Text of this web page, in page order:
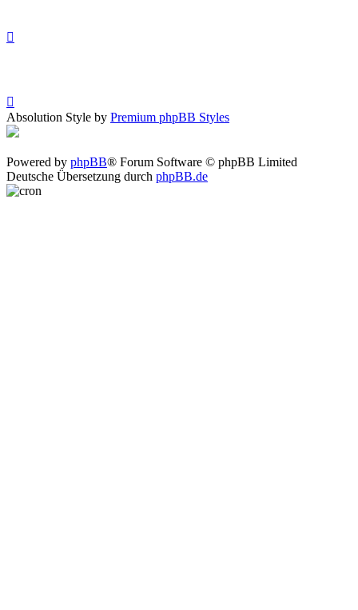
Absolution Style by Premium phpBB Styles
Powered by phpBB® Forum Software © phpBB Limited
Deutsche Übersetzung durch phpBB.de